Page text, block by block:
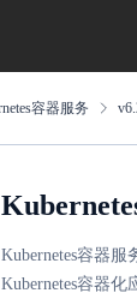
容器服务
Kubernetes容器
Kubernetes容器化